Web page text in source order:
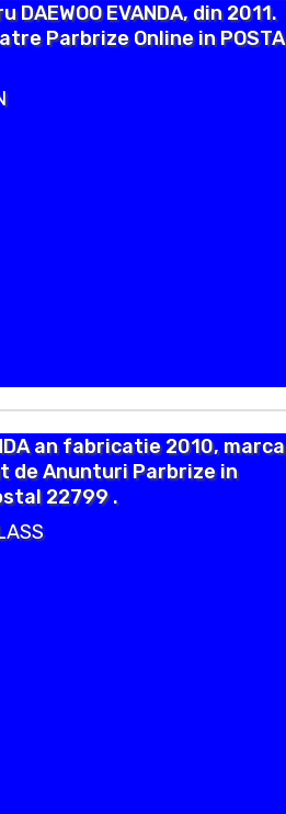
EVANDA, din 2011.
Parbrize Online in POSTA
an fabricatie 2010, marca
de Anunturi Parbrize in
22799 .